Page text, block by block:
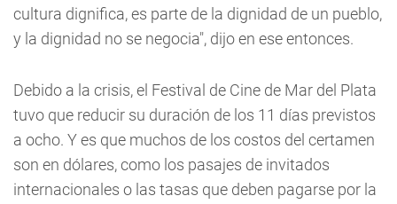
cultura dignifica, es parte de la dignidad de un pueblo,
y la dignidad no se negocia", dijo en ese entonces.
Debido a la crisis, el Festival de Cine de Mar del Plata
tuvo que reducir su duración de los 11 días previstos
a ocho. Y es que muchos de los costos del certamen
son en dólares, como los pasajes de invitados
internacionales o las tasas que deben pagarse por la